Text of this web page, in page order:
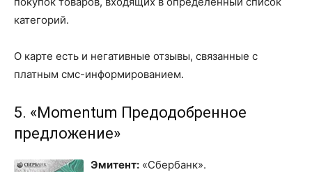
категорий.
О карте есть и негативные отзывы, связанные с
платным смс-информированием.
5. «Momentum Предодобренное
предложение»
Эмитент: «Сбербанк».